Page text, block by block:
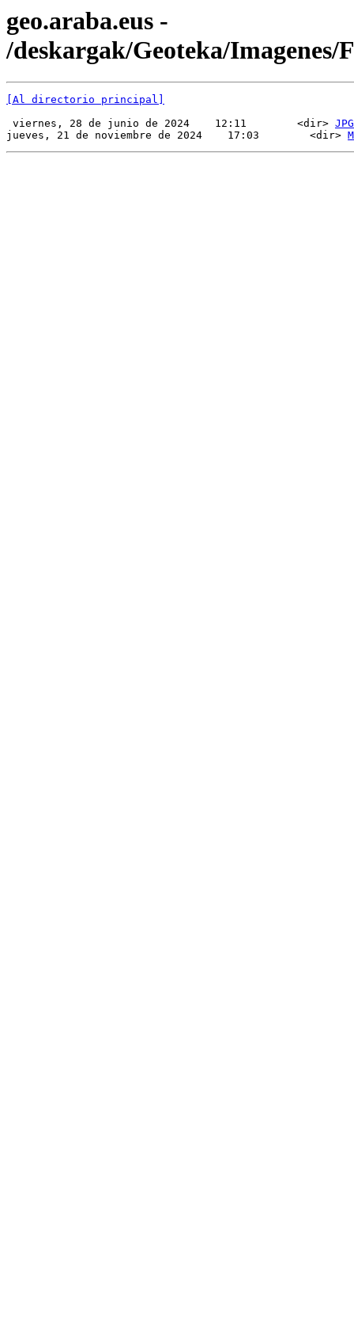
geo.araba.eus -
/deskargak/Geoteka/Imagenes/
[Al directorio principal]
viernes, 28 de junio de 2024    12:11        <dir> JPG
jueves, 21 de noviembre de 2024    17:03        <dir>